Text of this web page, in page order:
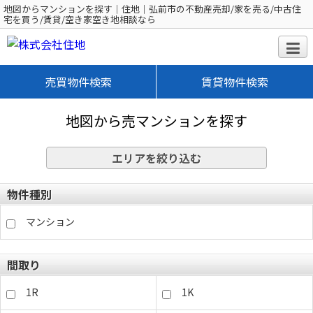
地図からマンションを探す｜住地｜弘前市の不動産売却/家を売る/中古住
宅を買う/賃貸/空き家空き地相談なら
売買物件検索 賃貸物件検索
地図から売マンションを探す
エリアを絞り込む
物件種別
マンション
間取り
1R 1K